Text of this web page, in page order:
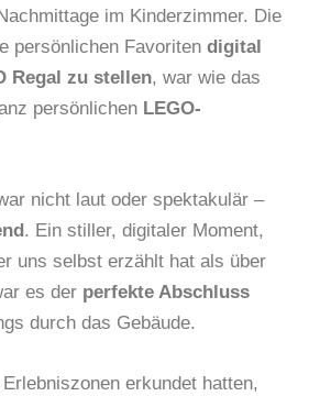
im Kinderzimmer. Die
persönlichen Favoriten digital
Regal zu stellen, war wie das
persönlichen LEGO-
nicht laut oder spektakulär –
. Ein stiller, digitaler Moment,
uns selbst erzählt hat als über
es der perfekte Abschluss
durch das Gebäude.
erkundet hatten,